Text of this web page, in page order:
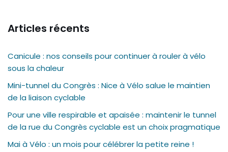
Articles récents
Canicule : nos conseils pour continuer à rouler à vélo
sous la chaleur
Mini-tunnel du Congrès : Nice à Vélo salue le maintien
de la liaison cyclable
Pour une ville respirable et apaisée : maintenir le tunnel
de la rue du Congrès cyclable est un choix pragmatique
Mai à Vélo : un mois pour célébrer la petite reine !